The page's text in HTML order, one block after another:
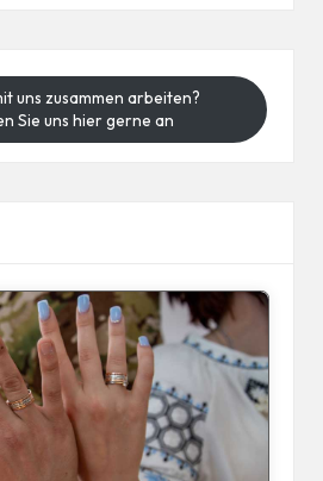
uns zusammen arbeiten?
Sie uns hier gerne an